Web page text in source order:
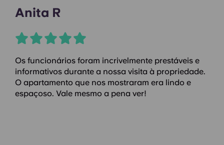
Anita R
Os funcionários foram incrivelmente prestáveis e
informativos durante a nossa visita à propriedade.
O apartamento que nos mostraram era lindo e
espaçoso. Vale mesmo a pena ver!